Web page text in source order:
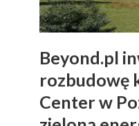
Beyond.pl
rozbudowę
Center w